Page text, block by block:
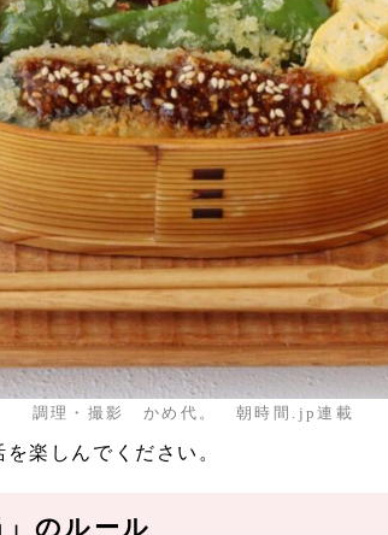
調理・撮影 かめ代。 朝時間.jp連載
楽しんでください。
」のルール